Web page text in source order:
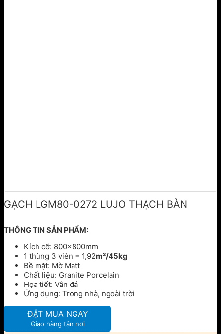
GẠCH LGM80-0272 LUJO THẠCH BÀN
THÔNG TIN SẢN PHẨM:
Kích cỡ: 800x800mm
1 thùng 3 viên = 1,92m²/45kg
Bề mặt: Mờ Matt
Chất liệu: Granite Porcelain
Họa tiết: Vân đá
Ứng dụng: Trong nhà, ngoài trời
ĐẶT MUA NGAY
Giao hàng tận nơi